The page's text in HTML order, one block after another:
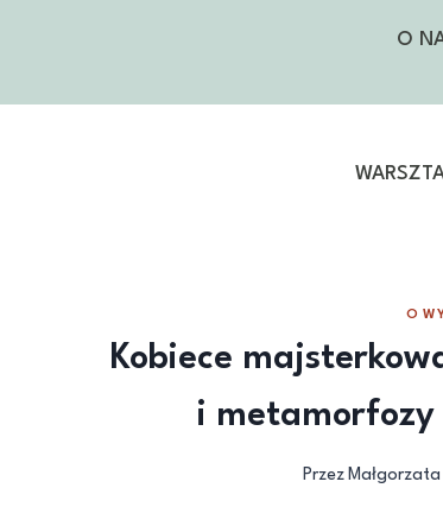
O
O
Kobiece
i metamorfozy
Przez